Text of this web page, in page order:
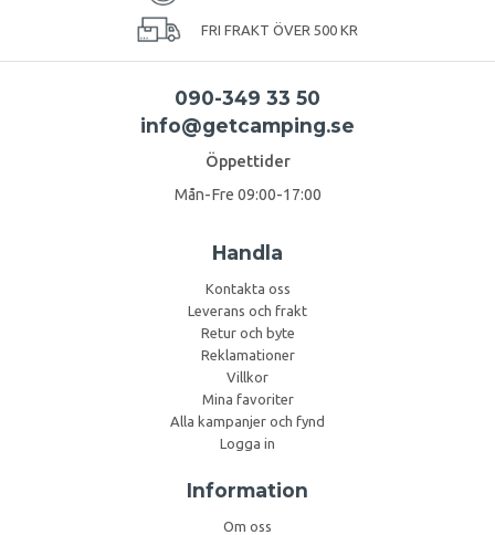
FRI FRAKT ÖVER 500 KR
090-349 33 50
info@getcamping.se
Öppettider
Mån-Fre 09:00-17:00
Handla
Kontakta oss
Leverans och frakt
Retur och byte
Reklamationer
Villkor
Mina favoriter
Alla kampanjer och fynd
Logga in
Information
Om oss